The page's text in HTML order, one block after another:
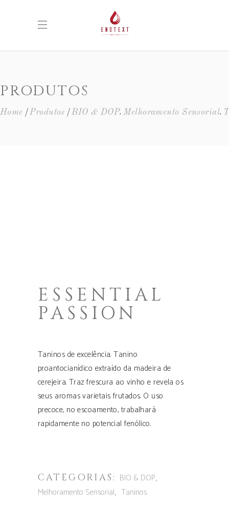
PRODUTOS
Home Produtos BIO & DOP,Melhoramento Sensorial,
ESSENTIAL
PASSION
Taninos de excelência. Tanino
proantocianídico extraído da madeira de
cerejeira. Traz frescura ao vinho e revela os
seus aromas varietais frutados. O uso
precoce, no escoamento, trabalhará
rapidamente no potencial fenólico.
CATEGORIAS: BIO & DOP,
Melhoramento Sensorial,Taninos